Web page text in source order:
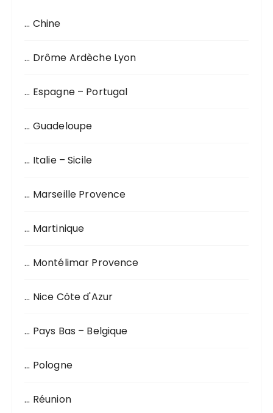
… Chine
… Drôme Ardèche Lyon
… Espagne – Portugal
… Guadeloupe
… Italie – Sicile
… Marseille Provence
… Martinique
… Montélimar Provence
… Nice Côte d'Azur
… Pays Bas – Belgique
… Pologne
… Réunion